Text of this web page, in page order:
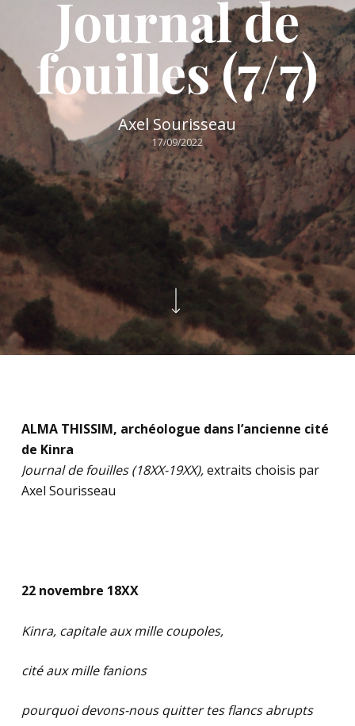
Journal de
fouilles (7/7)
Axel Sourisseau
17/09/2022
ALMA THISSIM, archéologue dans l’ancienne cité
de Kinra
Journal de fouilles (18XX-19XX),extraits choisis par
Axel Sourisseau
22 novembre 18XX
Kinra, capitale aux mille coupoles,
cité aux mille fanions
pourquoi devons-nous quitter tes flancs abrupts